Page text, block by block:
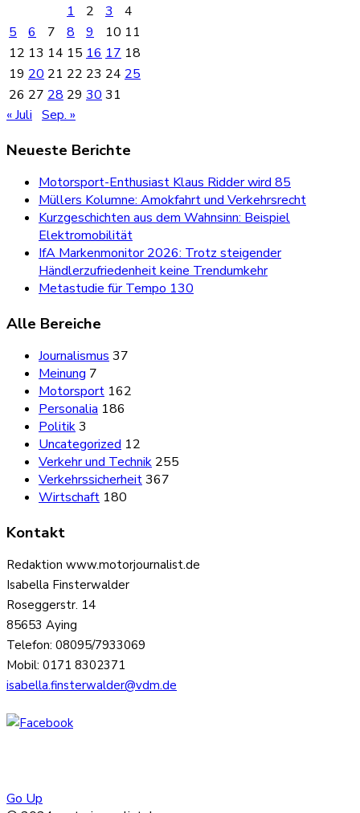
1
2 3
4
5
6 7 8 9 10 11
12 13 14 15 16 17 18
19 20 21 22 23 24 25
26 27 28 29 30 31
« Juli Sep. »
Neueste Berichte
Motorsport-Enthusiast Klaus Ridder wird 85
Müllers Kolumne: Amokfahrt und Verkehrsrecht
Kurzgeschichten aus dem Wahnsinn: Beispiel
Elektromobilität
IfA Markenmonitor 2026: Trotz steigender
Händlerzufriedenheit keine Trendumkehr
Metastudie für Tempo 130
Alle Bereiche
Journalismus 37
Meinung 7
Motorsport 162
Personalia 186
Politik3
Uncategorized 12
Verkehr und Technik 255
Verkehrssicherheit367
Wirtschaft 180
Kontakt
Redaktion www.motorjournalist.de
Isabella Finsterwalder
Roseggerstr. 14
85653 Aying
Telefon: 08095/7933069
Mobil: 0171 8302371
isabella.finsterwalder@vdm.de
Go Up